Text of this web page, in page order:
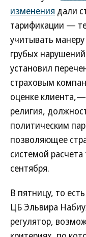
изменения дали
тарификации —
учитывать
грубых
установил
страховым
оценке
религия,
политическим
позволяющее
системой
сентября.
В пятницу, то
ЦБ Эльвира
регулятор,